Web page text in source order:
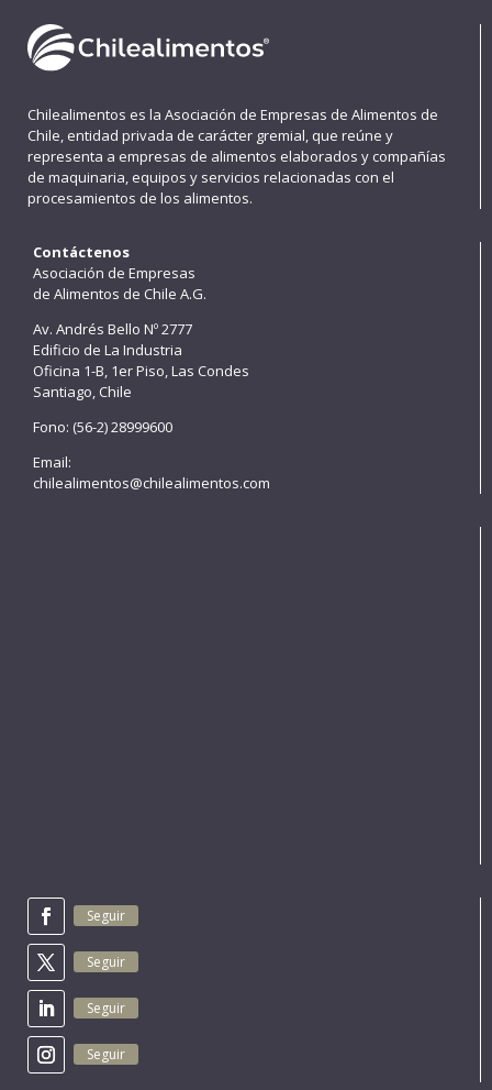
Chilealimentos es la Asociación de Empresas de Alimentos de
Chile, entidad privada de carácter gremial, que reúne y
representa a empresas de alimentos elaborados y compañías
de maquinaria, equipos y servicios relacionadas con el
procesamientos de los alimentos.
Contáctenos
Asociación de Empresas
de Alimentos de Chile A.G.
Av. Andrés Bello Nº 2777
Edificio de La Industria
Oficina 1-B, 1er Piso, Las Condes
Santiago, Chile
Fono: (56-2) 28999600
Email:
chilealimentos@chilealimentos.com
Seguir
Seguir
Seguir
Seguir